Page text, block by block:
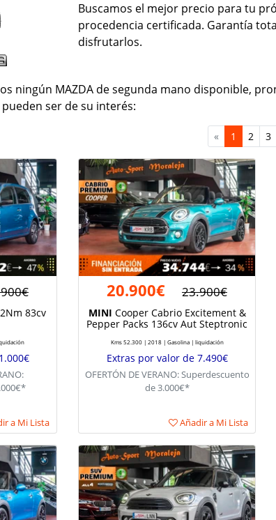
Buscamos el mejor precio para tu
procedencia certificada. Garantía
disfrutarlos.
ningún MAZDA de segunda mano disponible,
ser de su interés:
« 1 2 3
83cv
a Mi Lista
20.900€ 23.900€
MINI Cooper Cabrio Excitement &
Pepper Packs 136cv Aut Steptronic
Kms 52.300 | 2018 | Gasolina | liquidación
Extras por valor de 7.490€
OFERTÓN DE VERANO: Superdescuento
de 3.000€*
Añadir a Mi Lista